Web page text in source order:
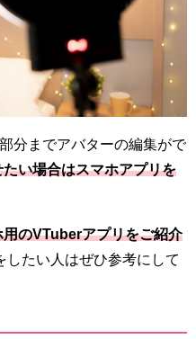
分までアバターの編集がで
い場合はスマホアプリを
のVTuberアプリをご紹介
したい人はぜひ参考にして